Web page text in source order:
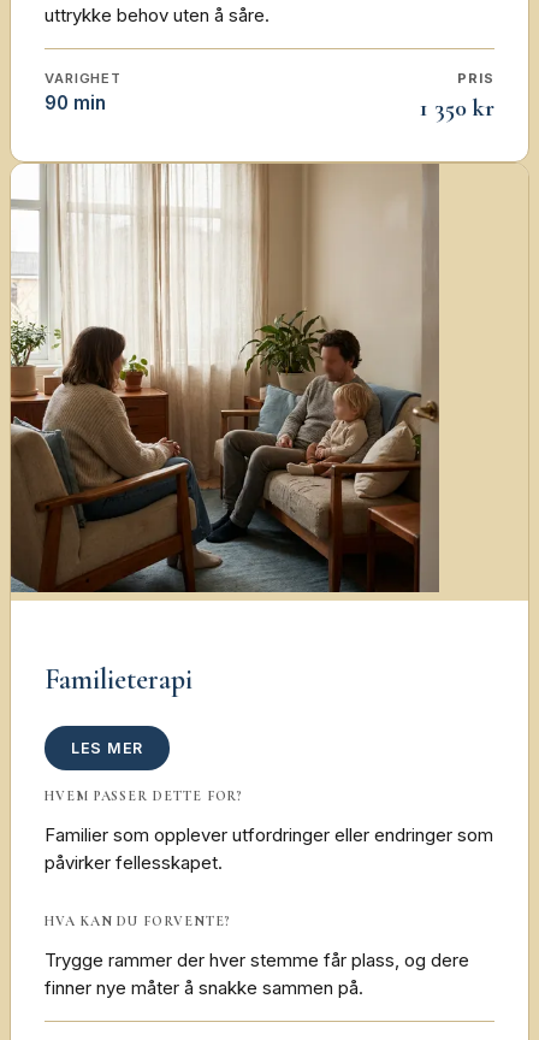
uttrykke behov uten å såre.
VARIGHET
90 min
PRIS
1 350 kr
Familieterapi
LES MER
HVEM PASSER DETTE FOR?
Familier som opplever utfordringer eller endringer som
påvirker fellesskapet.
HVA KAN DU FORVENTE?
Trygge rammer der hver stemme får plass, og dere
finner nye måter å snakke sammen på.